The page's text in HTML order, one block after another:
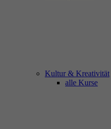
Kultur & Kreativität
alle Kurse